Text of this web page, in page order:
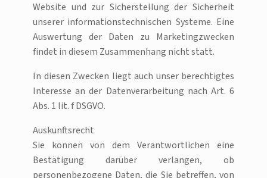
Website und zur Sicherstellung der Sicherheit
unserer informationstechnischen Systeme. Eine
Auswertung der Daten zu Marketingzwecken
findet in diesem Zusammenhang nicht statt.
In diesen Zwecken liegt auch unser berechtigtes
Interesse an der Datenverarbeitung nach Art. 6
Abs. 1 lit. f DSGVO.
Auskunftsrecht
Sie können von dem Verantwortlichen eine
Bestätigung darüber verlangen, ob
personenbezogene Daten, die Sie betreffen, von